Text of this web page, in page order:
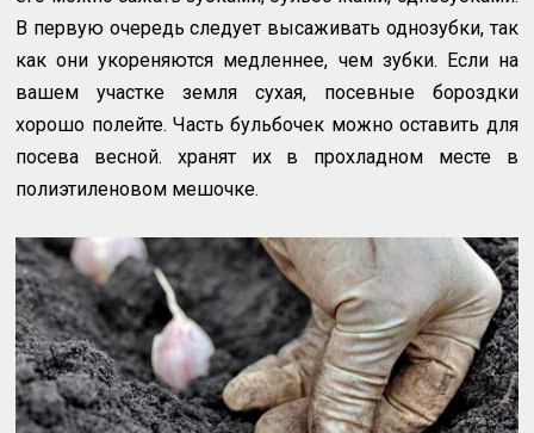
В первую очередь следует высаживать однозубки, так
как они укореняются медленнее, чем зубки. Если на
вашем участке земля сухая, посевные бороздки
хорошо полейте. Часть бульбочек можно оставить для
посева весной. хранят их в прохладном месте в
полиэтиленовом мешочке.